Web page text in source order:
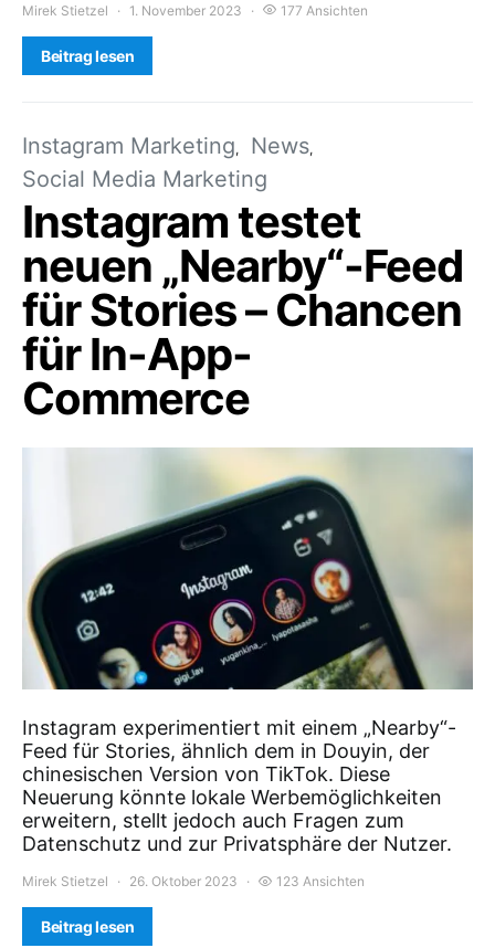
Mirek Stietzel 1. November 2023 177 Ansichten
Beitrag lesen
Instagram Marketing
News
Social Media Marketing
Instagram testet
neuen „Nearby“-Feed
für Stories – Chancen
für In-App-
Commerce
Instagram experimentiert mit einem „Nearby“-
Feed für Stories, ähnlich dem in Douyin, der
chinesischen Version von TikTok. Diese
Neuerung könnte lokale Werbemöglichkeiten
erweitern, stellt jedoch auch Fragen zum
Datenschutz und zur Privatsphäre der Nutzer.
Mirek Stietzel 26. Oktober 2023 123 Ansichten
Beitrag lesen